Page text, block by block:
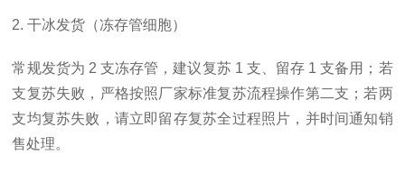
2. 干冰发货（冻存管细胞）
常规发货为 2 支冻存管，建议复苏 1 支、留存 1 支备用；若
支复苏失败，严格按照厂家标准复苏流程操作第二支；若两
支均复苏失败，请立即留存复苏全过程照片，并时间通知销
售处理。